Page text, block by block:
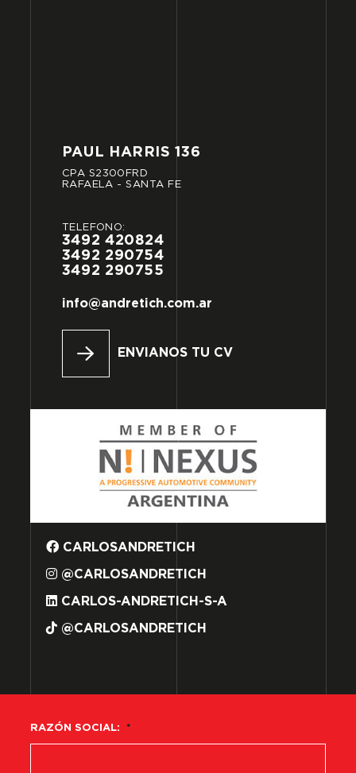
PAUL HARRIS 136
CPA S2300FRD
RAFAELA - SANTA FE
TELÉFONO:
3492 420824
3492 290754
3492 290755
info@andretich.com.ar
ENVIANOS TU CV
CARLOSANDRETICH
@CARLOSANDRETICH
CARLOS-ANDRETICH-S-A
@CARLOSANDRETICH
RAZÓN SOCIAL: *